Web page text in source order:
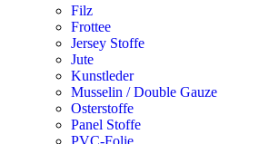
Filz
Frottee
Jersey Stoffe
Jute
Kunstleder
Musselin / Double Gauze
Osterstoffe
Panel Stoffe
PVC-Folie